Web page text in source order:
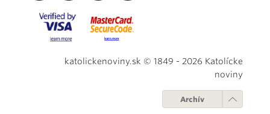
katolickenoviny.sk © 1849 - 2026 Katolícke
noviny
Archív